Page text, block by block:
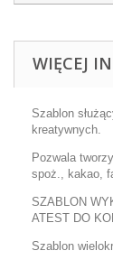
WIĘCEJ
Szablon
kreatywnych.
Pozwala
spoż., kakao,
SZABLON
ATEST DO
Szablon